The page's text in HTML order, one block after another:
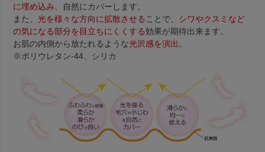
に埋め込み 、自然にカバーします。
また、 光を様々な方向に拡散させる ことで、
シワやクスミなど
の気になる部分を目立ちにくくする効果が期待出来ます。
お肌の内側から放たれるような光沢感を演出 。
※ポリウレタン-44、シリカ